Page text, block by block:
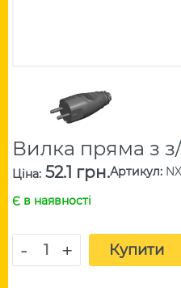
Вилка пряма з
Ціна: 52.1 грн.Артикул:
Є в наявності
- + Купити